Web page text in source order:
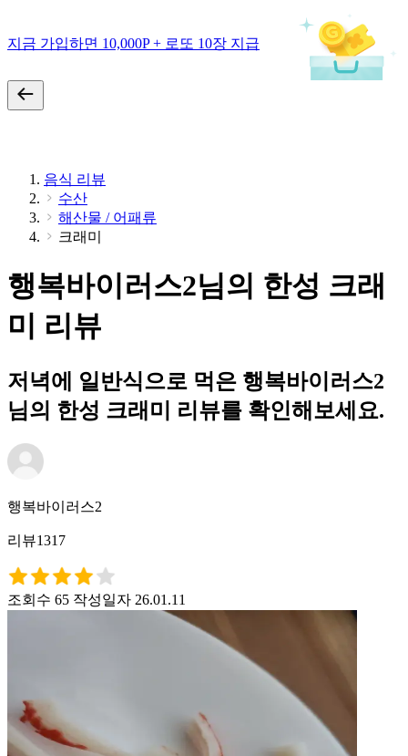
지금 가입하면 10,000P + 로또 10장 지급
음식 리뷰
수산
해산물 / 어패류
크래미
행복바이러스2님의 한성 크래
미 리뷰
저녁에 일반식으로 먹은 행복바이러스2
님의 한성 크래미 리뷰를 확인해보세요.
행복바이러스2
리뷰1317
조회수 65 작성일자 26.01.11